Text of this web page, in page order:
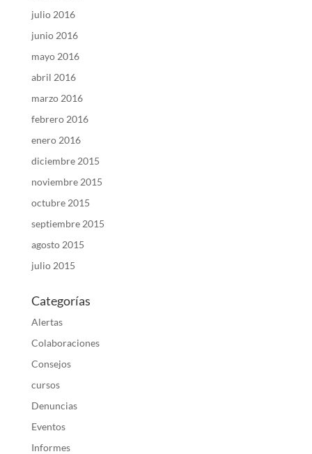
julio 2016
junio 2016
mayo 2016
abril 2016
marzo 2016
febrero 2016
enero 2016
diciembre 2015
noviembre 2015
octubre 2015
septiembre 2015
agosto 2015
julio 2015
Categorías
Alertas
Colaboraciones
Consejos
cursos
Denuncias
Eventos
Informes